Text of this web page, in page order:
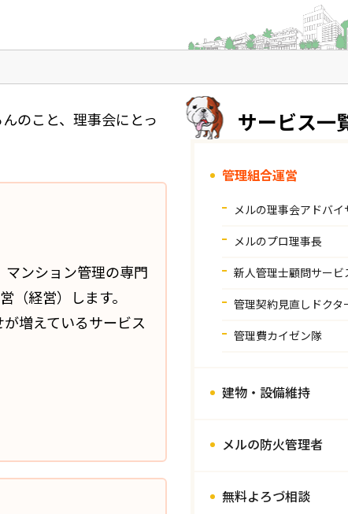
のこと、理事会にとっ
ンション管理の専門
（経営）します。
増えているサービス
サービス一
管理組合運営
メルの理事会アドバイ
メルのプロ理事長
新人管理士顧問サービ
管理契約見直しドクタ
管理費カイゼン隊
建物・設備維持
メルの防火管理者
無料よろづ相談